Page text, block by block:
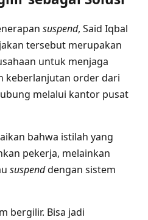
suspend, Said Iqbal
tersebut merupakan
untuk menjaga
keberlanjutan order dari
melalui kantor pusat
bahwa istilah yang
pekerja, melainkan
suspenddengan sistem
bergilir. Bisa jadi